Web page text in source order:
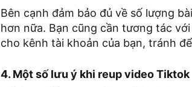
Bên cạnh đảm bảo đủ về số lượng
hơn nữa. Bạn cũng cần tương tác
cho kênh tài khoản của bạn, tránh
4. Một số lưu ý khi reup video Tiktok